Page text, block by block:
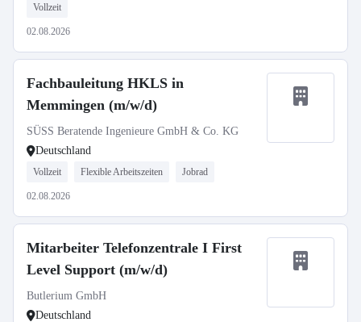
Vollzeit
02.08.2026
Fachbauleitung HKLS in
Memmingen (m/w/d)
SÜSS Beratende Ingenieure GmbH & Co. KG
Deutschland
Vollzeit Flexible Arbeitszeiten Jobrad
02.08.2026
Mitarbeiter Telefonzentrale I First
Level Support (m/w/d)
Butlerium GmbH
Deutschland